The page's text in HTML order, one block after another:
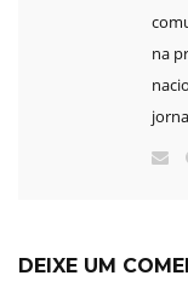
na
DEIXE UM